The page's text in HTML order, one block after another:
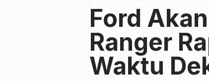
Ford
Ranger
Waktu